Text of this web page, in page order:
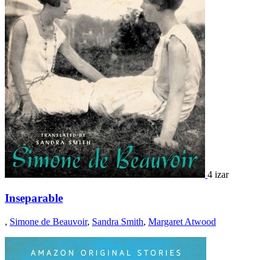
4 izar
Inseparable
, Simone de Beauvoir, Sandra Smith, Margaret Atwood